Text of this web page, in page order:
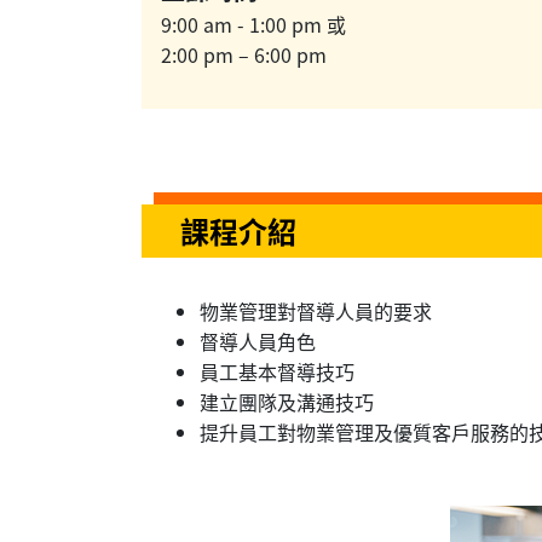
9:00 am - 1:00 pm 或
2:00 pm – 6:00 pm
課程介紹
物業管理對督導人員的要求
督導人員角色
員工基本督導技巧
建立團隊及溝通技巧
提升員工對物業管理及優質客戶服務的